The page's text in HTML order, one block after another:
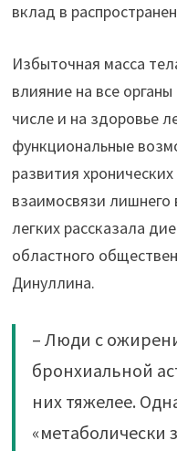
вклад в
Избыточная масса
влияние на все
числе и на здоровье
функциональные
развития
взаимосвязи лишнего
легких рассказала
областного
Динуллина.
– Люди с
бронхиальной
них тяжелее.
«метаболически